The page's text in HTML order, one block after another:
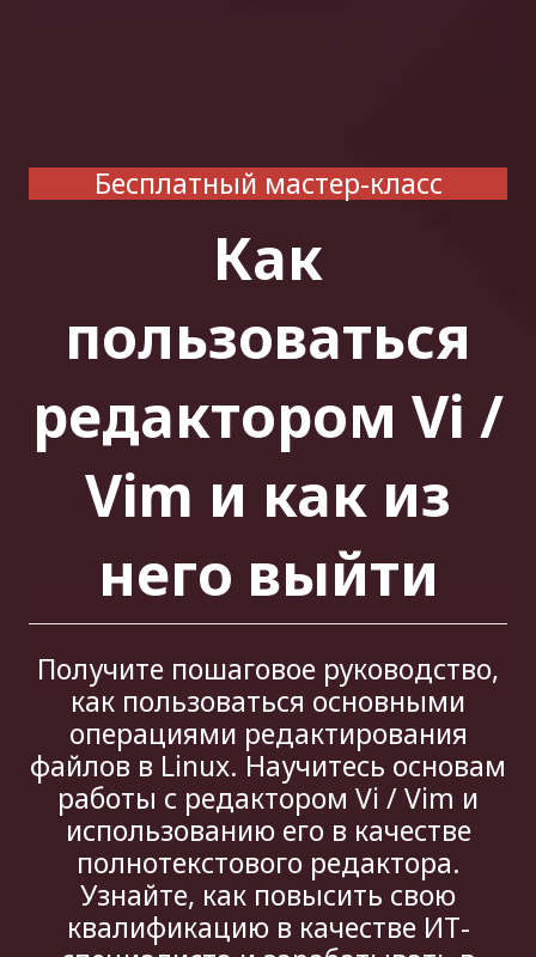
Бесплатный мастер-класс
Как
пользоваться
редактором Vi /
Vim и как из
него выйти
Получите пошаговое руководство,
как пользоваться основными
операциями редактирования
файлов в Linux. Научитесь основам
работы с редактором Vi / Vim и
использованию его в качестве
полнотекстового редактора.
Узнайте, как повысить свою
квалификацию в качестве ИТ-